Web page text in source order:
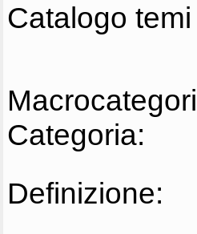
Catalogo
Categoria:
Definizione: